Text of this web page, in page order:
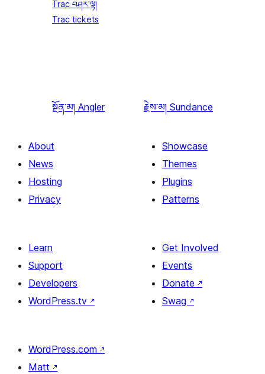
Trac བཤར་ལྟ།
Trac tickets
སྔོན་མ། Angler རྗེས་མ། Sundance
About
News
Hosting
Privacy
Showcase
Themes
Plugins
Patterns
Learn
Support
Developers
WordPress.tv ↗
Get Involved
Events
Donate ↗
Swag ↗
WordPress.com ↗
Matt ↗